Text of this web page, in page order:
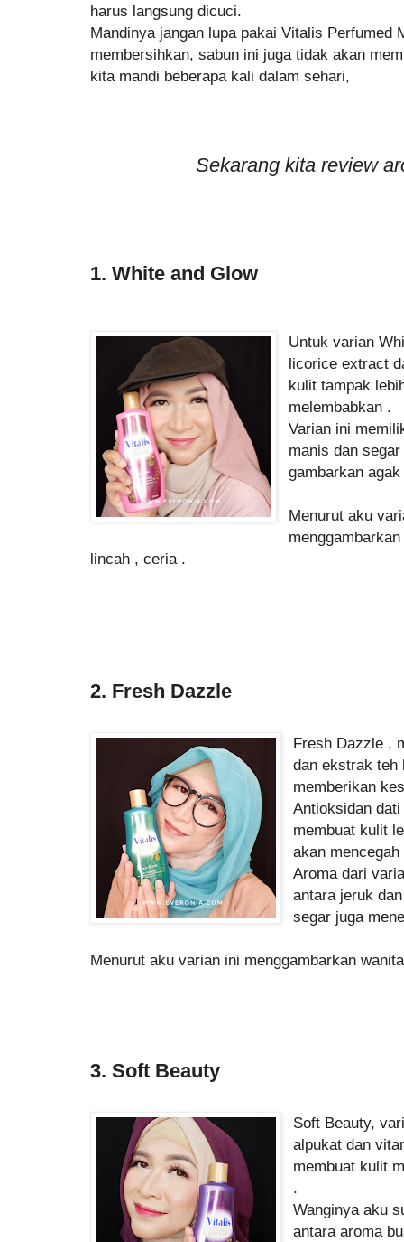
harus langsung dicuci.
Mandinya jangan lupa pakai Vitalis Perfumed
membersihkan, sabun ini juga tidak akan
kita mandi beberapa kali dalam sehari,
Sekarang kita review
1. White and Glow
Untuk varian
licorice extract
kulit tampak
melembabkan .
Varian ini
manis dan
gambarkan
Menurut aku
lincah , ceria .
2. Fresh Dazzle
Fresh Dazzle ,
dan ekstrak teh
memberikan
Antioksidan
membuat kulit
akan
Aroma dari
antara jeruk
segar juga
Menurut aku varian ini menggambarkan
3. Soft Beauty
Soft Beauty,
alpukat dan
membuat kulit
.
Wanginya aku
antara aroma